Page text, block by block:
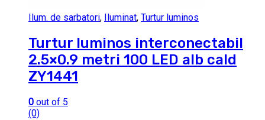
Ilum. de sarbatori, Iluminat, Turtur luminos
Turtur luminos interconectabil
2.5×0.9 metri 100 LED alb cald
ZY1441
0 out of 5
(0)